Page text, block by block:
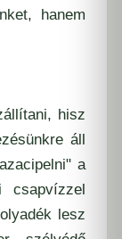
hanem
hisz
áll
a
csapvízzel
lesz